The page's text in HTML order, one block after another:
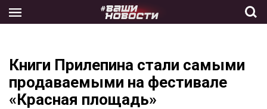
the
Книги Прилепина стали самыми
продаваемыми на фестивале
«Красная площадь»